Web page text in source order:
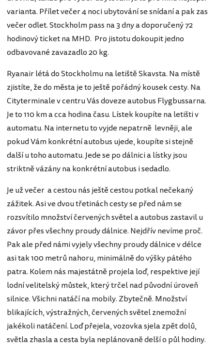
varianta. Přílet večer 4 noci ubytování se snídaní a pak zas
večer odlet. Stockholm pass na 3 dny a doporučený 72
hodinový ticket na MHD. Pro jistotu dokoupit jedno
odbavované zavazadlo 20 kg.
Ryanair létá do Stockholmu na letiště Skavsta. Na místě
zjistíte, že do města je to ještě pořádný kousek cesty. Na
Cityterminale v centru Vás doveze autobus Flygbussarna.
Je to 110 km a cca hodina času. Lístek koupíte na letišti v
automatu. Na internetu to vyjde nepatrně levněji, ale
pokud Vám konkrétní autobus ujede, koupíte si stejně
další u toho automatu. Jede se po dálnici a lístky jsou
striktně vázány na konkrétní autobus i sedadlo.
Je už večer a cestou nás ještě cestou potkal nečekaný
zážitek. Asi ve dvou třetinách cesty se před nám se
rozsvítilo množství červených světel a autobus zastavil u
závor přes všechny proudy dálnice. Nejdřív nevíme proč.
Pak ale před námi vyjely všechny proudy dálnice v délce
asi tak 100 metrů nahoru, minimálně do výšky pátého
patra. Kolem nás majestátně projela loď, respektive její
lodní velitelský můstek, který trčel nad původní úroveň
silnice. Všichni natáčí na mobily. Zbytečně. Množství
blikajících, výstražných, červených světel znemožní
jakékoli natáčení. Loď přejela, vozovka sjela zpět dolů,
světla zhasla a cesta byla neplánovaně delší o půl hodiny.